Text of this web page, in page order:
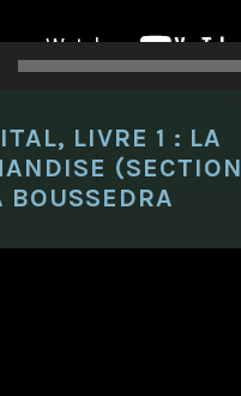
LIVRE 1 : LA
BOUSSEDRA